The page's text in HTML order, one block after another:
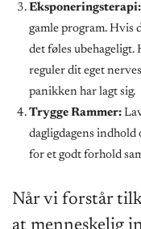
Eksponeringsterapi:
gamle program. Hvis
det føles
reguler dit eget
panikken har lagt sig.
Trygge Rammer:
dagligdagens indhold
for et godt forhold
Når vi forstår